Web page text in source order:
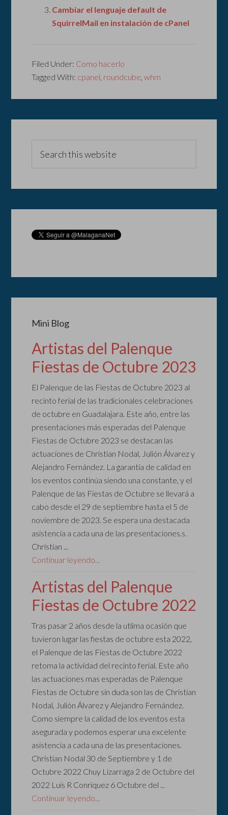
Cambiar el lenguaje default de
SquirrelMail en instalación de cPanel
Filed Under: Como hacerlo
Tagged With: cpanel, roundcube,whm
Mini Blog
Artistas del Palenque
Fiestas de Octubre 2023
El Palenque de las Fiestas de Octubre 2023 al
recinto ferial de las tradicionales celebraciones
de octubre en Guadalajara. Este año, entre las
presentaciones más esperadas del Palenque
Fiestas de Octubre 2023 se destacan las
actuaciones de Christian Nodal, Julión Álvarez y
Alejandro Fernández. La garantía de calidad en
los eventos continúa siendo una constante, y el
Palenque de las Fiestas de Octubre se llevará a
cabo desde el 29 de septiembre hasta el 5 de
noviembre de 2023. Se espera una destacada
asistencia a cada una de las presentaciones.s.
Christian ...
Continuar leyendo...
Artistas del Palenque
Fiestas de Octubre 2022
Tras pasar 2 años desde la utlima ocasión que
tuvieron lugar las fiestas de octubre esta 2022,
el Palenque de las Fiestas de Octubre 2022
retoma la actividad del recinto ferial. Este año
las actuaciones mas esperadas de Palenque
Fiestas de Octubre sin duda son las de Christian
Nodal, Julión Álvarez y Alejandro Fernández.
Como siempre la calidad de los eventos esta
asegurada y podemos esperar una excelente
asistencia a cada una de las presentaciones.
Christian Nodal 30 de Septiembre y 1 de
Octubre 2022 Chuy Lizarraga 2 de Octubre del
2022 Luis R Conriquez 6 Octubre del ...
Continuar leyendo...